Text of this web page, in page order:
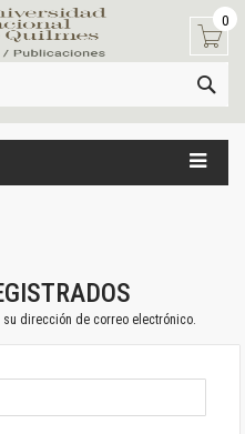
0
dirección de correo electrónico.